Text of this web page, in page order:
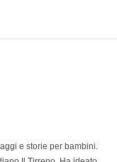
e storie per bambini.